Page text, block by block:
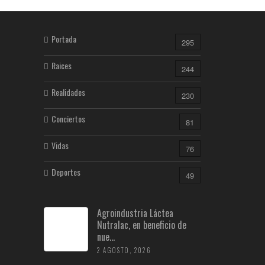
Portada 295
Raices 244
Realidades 230
Conciertos 81
Vidas 76
Deportes 49
Agroindustria Láctea
Nutralac, en beneficio de
nue...
2 AGOSTO, 2026